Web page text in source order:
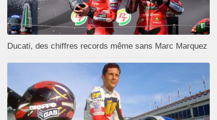
Ducati, des chiffres records même sans Marc Marquez